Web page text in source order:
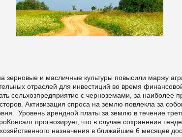
зерновые и масличные культуры повысили маржу
отраслей для инвестиций во время
сельхозпредприятие с черноземами, за наиболее
Активизация спроса на землю повлекла за
Уровень арендной платы за землю в течение
прогнозирует, что в случае сохранения
назначения в ближайшие 6 месяцев